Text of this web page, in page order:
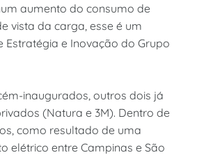
aumento do consumo de
vista da carga, esse é um
e Inovação do Grupo
inaugurados, outros dois já
(Natura e 3M). Dentro de
como resultado de uma
elétrico entre Campinas e São